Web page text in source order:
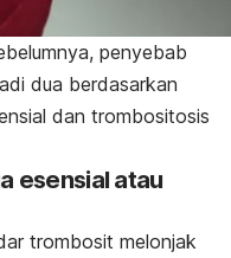
penyebab
dua berdasarkan
dan trombositosis
esensial atau
trombosit melonjak